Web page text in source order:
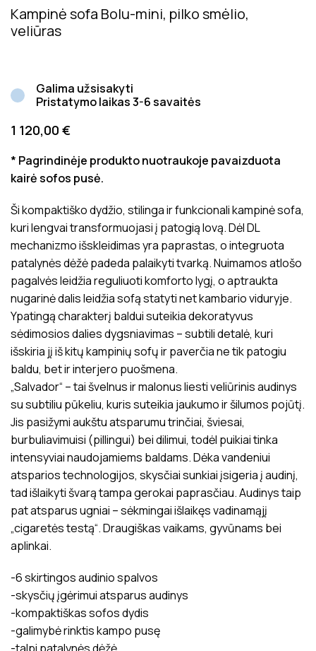
Kampinė sofa Bolu-mini, pilko smėlio,
veliūras
Galima užsisakyti
Pristatymo laikas 3-6 savaitės
1 120,00 €
* Pagrindinėje produkto nuotraukoje pavaizduota
kairė sofos pusė.
Ši kompaktiško dydžio, stilinga ir funkcionali kampinė sofa,
kuri lengvai transformuojasi į patogią lovą. Dėl DL
mechanizmo išskleidimas yra paprastas, o integruota
patalynės dėžė padeda palaikyti tvarką. Nuimamos atlošo
pagalvės leidžia reguliuoti komforto lygį, o aptraukta
nugarinė dalis leidžia sofą statyti net kambario viduryje.
Ypatingą charakterį baldui suteikia dekoratyvus
sėdimosios dalies dygsniavimas – subtili detalė, kuri
išskiria jį iš kitų kampinių sofų ir paverčia ne tik patogiu
baldu, bet ir interjero puošmena.
„Salvador“ – tai švelnus ir malonus liesti veliūrinis audinys
su subtiliu pūkeliu, kuris suteikia jaukumo ir šilumos pojūtį.
Jis pasižymi aukštu atsparumu trinčiai, šviesai,
burbuliavimuisi (pillingui) bei dilimui, todėl puikiai tinka
intensyviai naudojamiems baldams. Dėka vandeniui
atsparios technologijos, skysčiai sunkiai įsigeria į audinį,
tad išlaikyti švarą tampa gerokai paprasčiau. Audinys taip
pat atsparus ugniai – sėkmingai išlaikęs vadinamąjį
„cigaretės testą“. Draugiškas vaikams, gyvūnams bei
aplinkai.
-6 skirtingos audinio spalvos
-skysčių įgėrimui atsparus audinys
-kompaktiškas sofos dydis
-galimybė rinktis kampo pusę